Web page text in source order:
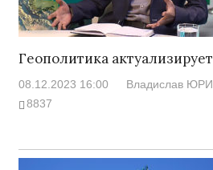
Геополитика
08.12.2023 16:00 Владислав
8837